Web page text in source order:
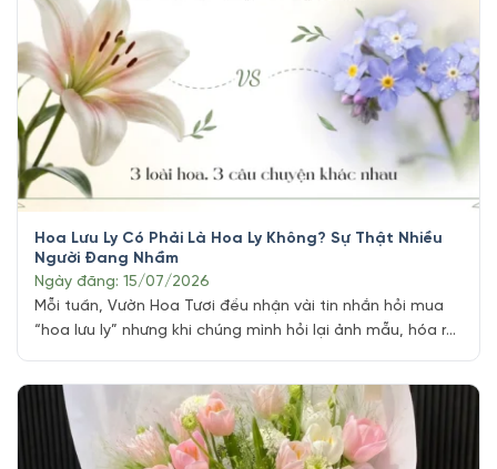
Hoa Lưu Ly Có Phải Là Hoa Ly Không? Sự Thật Nhiều
Người Đang Nhầm
Ngày đăng: 15/07/2026
Mỗi tuần, Vườn Hoa Tươi đều nhận vài tin nhắn hỏi mua
“hoa lưu ly” nhưng khi chúng mình hỏi lại ảnh mẫu, hóa ra
hiếm gặp, mà là pattern lặp đi lặp lại trong hàng trăm
đơn tư vấn mỗi tháng tại tiệm, [...]